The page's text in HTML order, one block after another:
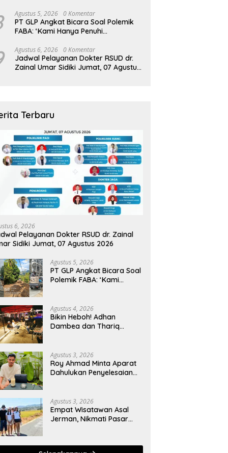
Agustus 5, 2026 0 Komentar
PT GLP Angkat Bicara Soal Polemik
FABA: ‘Kami Hanya Penuhi
Agustus 6, 2026 0 Komentar
Jadwal Pelayanan Dokter RSUD dr.
Zainal Umar Sidiki Jumat, 07 Agustus
Terbaru
6, 2026
Pelayanan Dokter RSUD dr. Zainal
Sidiki Jumat, 07 Agustus 2026
Agustus 5, 2026
PT GLP Angkat Bicara Soal
Polemik FABA: ‘Kami
Agustus 4, 2026
Bikin Heboh! Adhan
Dambea dan Thariq
Agustus 3, 2026
Roy Ahmad Minta Aparat
Dahulukan Penyelesaian
Agustus 3, 2026
Empat Wisatawan Asal
Jerman, Nikmati Pasar